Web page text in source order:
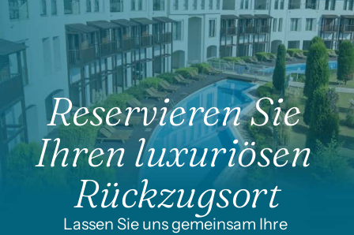
Reservieren Sie
Ihren luxuriösen
Rückzugsort
Lassen Sie uns gemeinsam Ihre